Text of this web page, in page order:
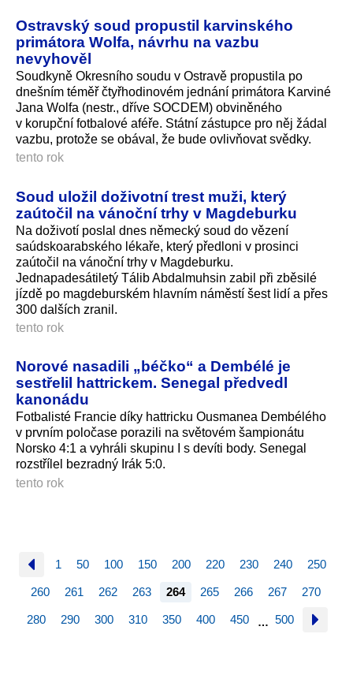
Ostravský soud propustil karvinského
primátora Wolfa, návrhu na vazbu
nevyhověl
Soudkyně Okresního soudu v Ostravě propustila po
dnešním téměř čtyřhodinovém jednání primátora Karviné
Jana Wolfa (nestr., dříve SOCDEM) obviněného
v korupční fotbalové aféře. Státní zástupce pro něj žádal
vazbu, protože se obával, že bude ovlivňovat svědky.
tento rok
Soud uložil doživotní trest muži, který
zaútočil na vánoční trhy v Magdeburku
Na doživotí poslal dnes německý soud do vězení
saúdskoarabského lékaře, který předloni v prosinci
zaútočil na vánoční trhy v Magdeburku.
Jednapadesátiletý Tálib Abdalmuhsin zabil při zběsilé
jízdě po magdeburském hlavním náměstí šest lidí a přes
300 dalších zranil.
tento rok
Norové nasadili „béčko“ a Dembélé je
sestřelil hattrickem. Senegal předvedl
kanonádu
Fotbalisté Francie díky hattricku Ousmanea Dembélého
v prvním poločase porazili na světovém šampionátu
Norsko 4:1 a vyhráli skupinu I s devíti body. Senegal
rozstřílel bezradný Irák 5:0.
tento rok
1 50 100 150 200 220 230 240 250
260 261 262 263 264 265 266 267 270
280 290 300 310 350 400 450 … 500